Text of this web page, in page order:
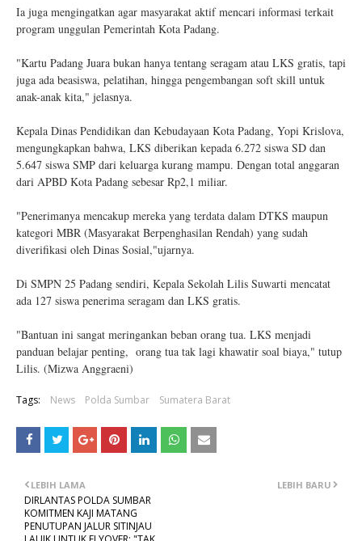
Ia juga mengingatkan agar masyarakat aktif mencari informasi terkait
program unggulan Pemerintah Kota Padang.
"Kartu Padang Juara bukan hanya tentang seragam atau LKS gratis, tapi
juga ada beasiswa, pelatihan, hingga pengembangan soft skill untuk
anak-anak kita," jelasnya.
Kepala Dinas Pendidikan dan Kebudayaan Kota Padang, Yopi Krislova,
mengungkapkan bahwa, LKS diberikan kepada 6.272 siswa SD dan
5.647 siswa SMP dari keluarga kurang mampu. Dengan total anggaran
dari APBD Kota Padang sebesar Rp2,1 miliar.
"Penerimanya mencakup mereka yang terdata dalam DTKS maupun
kategori MBR (Masyarakat Berpenghasilan Rendah) yang sudah
diverifikasi oleh Dinas Sosial,"ujarnya.
Di SMPN 25 Padang sendiri, Kepala Sekolah Lilis Suwarti mencatat
ada 127 siswa penerima seragam dan LKS gratis.
"Bantuan ini sangat meringankan beban orang tua. LKS menjadi
panduan belajar penting, orang tua tak lagi khawatir soal biaya," tutup
Lilis. (Mizwa Anggraeni)
Tags: News Polda Sumbar Sumatera Barat
LEBIH BARU
LEBIH LAMA
DIRLANTAS POLDA SUMBAR
KOMITMEN KAJI MATANG
PENUTUPAN JALUR SITINJAU